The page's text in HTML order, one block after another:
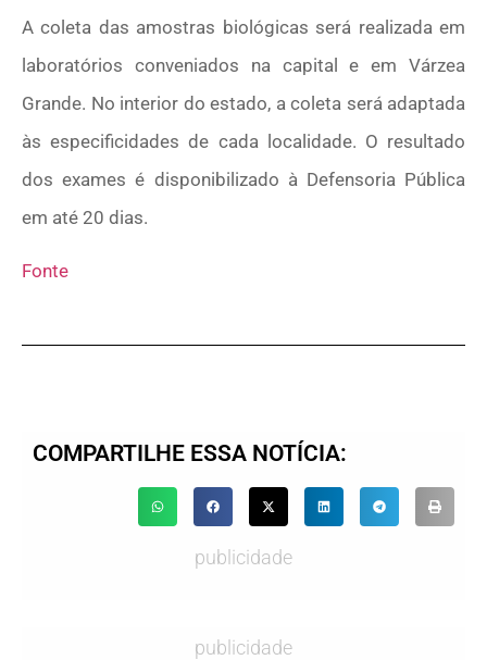
A coleta das amostras biológicas será realizada em
laboratórios conveniados na capital e em Várzea
Grande. No interior do estado, a coleta será adaptada
às especificidades de cada localidade. O resultado
dos exames é disponibilizado à Defensoria Pública
em até 20 dias.
Fonte
COMPARTILHE ESSA NOTÍCIA:
publicidade
publicidade